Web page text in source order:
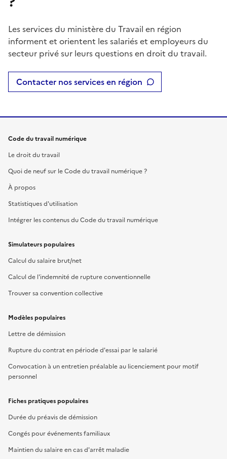
Les services du ministère du Travail en région
informent et orientent les salariés et employeurs du
secteur privé sur leurs questions en droit du travail.
Contacter nos services en région
Code du travail numérique
Le droit du travail
Quoi de neuf sur le Code du travail numérique ?
À propos
Statistiques d'utilisation
Intégrer les contenus du Code du travail numérique
Simulateurs populaires
Calcul du salaire brut/net
Calcul de l'indemnité de rupture conventionnelle
Trouver sa convention collective
Modèles populaires
Lettre de démission
Rupture du contrat en période d'essai par le salarié
Convocation à un entretien préalable au licenciement pour motif
personnel
Fiches pratiques populaires
Durée du préavis de démission
Congés pour événements familiaux
Maintien du salaire en cas d'arrêt maladie